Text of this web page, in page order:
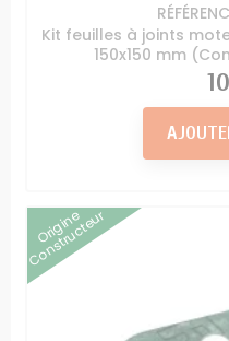
Kit feuilles à joints
150x150 mm
Prix
Origine
Constructeur